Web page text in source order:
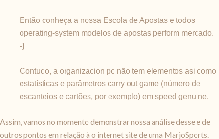
Então conheça a nossa Escola de Apostas e todos
operating-system modelos de apostas perform mercado.
-}
Contudo, a organizacion pc não tem elementos asi como
estatísticas e parâmetros carry out game (número de
escanteios e cartões, por exemplo) em speed genuine.
Assim, vamos no momento demonstrar nossa análise desse e de
outros pontos em relação à o internet site de uma MarjoSports.